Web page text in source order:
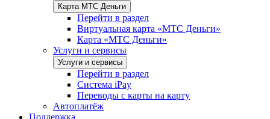
Карта МТС Деньги
Перейти в раздел
Виртуальная карта «МТС Деньги»
Карта «МТС Деньги»
Услуги и сервисы
Услуги и сервисы
Перейти в раздел
Система iPay
Переводы с карты на карту
Автоплатёж
Поддержка